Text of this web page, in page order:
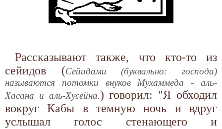
Рассказывают также, что кто-то из
сейидов (Сейидами (буквально: господа)
называются потомки внуков Мухаммеда - аль-
Хасана и аль-Хусейна.) говорил: "Я обходил
вокруг Кабы в темную ночь и вдруг
услышал голос стенающего и